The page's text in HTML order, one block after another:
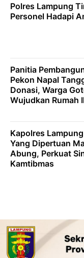
Polres Lampung
Personel Hadapi
Panitia
Pekon Napal
Donasi, Warga
Wujudkan Rumah
Kapolres
Yang Dipertuan
Abung, Perkuat
Kamtibmas